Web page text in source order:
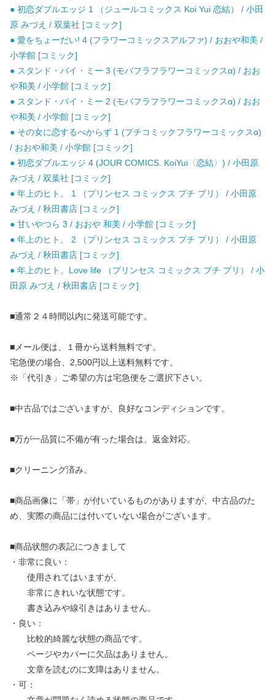
● 初恋ダブルエッジ 1 （ジュールコミックス Koi Yui 恋結） / 小田
原 みづえ / 双葉社 [コミック]
● 愛をちょーだい! 4 (フラワーコミックスアルファ) / おおや和美 /
小学館 [コミック]
● スタンド・バイ・ミー 3 (モバフラフラワーコミックスα) / おお
や和美 / 小学館 [コミック]
● スタンド・バイ・ミー 2 (モバフラフラワーコミックスα) / おお
や和美 / 小学館 [コミック]
● その女に恋するべからず 1 (プチコミックフラワーコミックスα)
/ おおや和美 / 小学館 [コミック]
● 初恋ダブルエッジ 4 (JOUR COMICS. KoiYui〈恋結〉) / 小田原
みづえ / 双葉社 [コミック]
● 年上のヒト。 1 （プリンセス コミックス プチ プリ） / 小田原
みづえ / 秋田書店 [コミック]
● 甘いやつら 3 / おおや 和美 / 小学館 [コミック]
● 年上のヒト。 2 （プリンセス コミックス プチ プリ） / 小田原
みづえ / 秋田書店 [コミック]
● 年上のヒト。Love life （プリンセス コミックス プチ プリ） / 小
田原 みづえ / 秋田書店 [コミック]
■通常２４時間以内に発送可能です。
■メール便は、１冊から送料無料です。
宅急便の場合、2,500円以上送料無料です。
※「代引き」ご希望の方は宅急便をご選択下さい。
■中古品ではございますが、良好なコンディションです。
■万が一品質に不備が有った場合は、返金対応。
■クリーニング済み。
■商品画像に「帯」が付いているものがありますが、中古品のた
め、実際の商品には付いていない場合がございます。
■商品状態の表記につきまして
・非常に良い：
使用されてはいますが、
非常にきれいな状態です。
書き込みや線引きはありません。
・良い：
比較的綺麗な状態の商品です。
ページやカバーに欠品はありません。
文章を読むのに支障はありません。
・可：